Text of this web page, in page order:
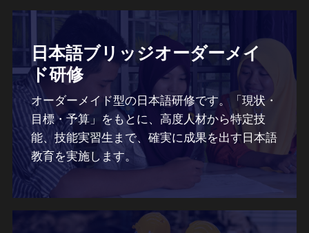
日本語ブリッジオーダーメイ
ド研修
オーダーメイド型の日本語研修です。「現状・
目標・予算」をもとに、高度人材から特定技
能、技能実習生まで、確実に成果を出す日本語
教育を実施します。